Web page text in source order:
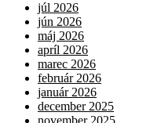
júl 2026
jún 2026
máj 2026
apríl 2026
marec 2026
február 2026
január 2026
december 2025